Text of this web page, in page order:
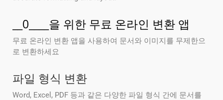
__0____을 위한 무료 온라인 변환 앱
무료 온라인 변환 앱을 사용하여 문서와 이미지를 무제한으
로 변환하세요
파일 형식 변환
Word, Excel, PDF 등과 같은 다양한 파일 형식 간에 문서를